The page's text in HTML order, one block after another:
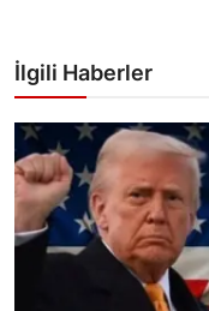
İlgili Haberler